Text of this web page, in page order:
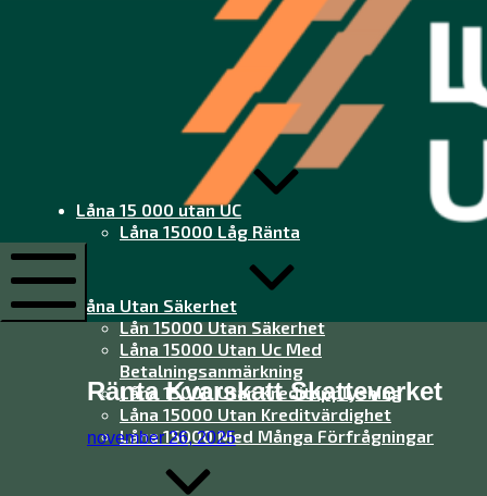
Låna 15 000 utan UC
Låna 15000 Låg Ränta
Låna Utan Säkerhet
Lån 15000 Utan Säkerhet
Låna 15000 Utan Uc Med
Betalningsanmärkning
Låna 15000 Utan Kreditupplysning
Låna 15000 Utan Kreditvärdighet
Låna 15000 Med Många Förfrågningar
Låna
000
utan
Mobile
Ränta Kvarskatt Skatteverket
november 26, 2025